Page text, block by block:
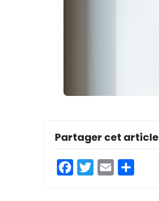
Partager cet article
Facebook
Twitter
Email